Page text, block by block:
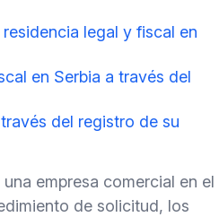
legal y fiscal en
en Serbia a través del
del registro de su
empresa comercial en el
de solicitud, los